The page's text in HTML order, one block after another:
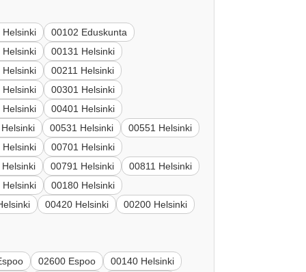
Helsinki
00102 Eduskunta
Helsinki
00131 Helsinki
Helsinki
00211 Helsinki
Helsinki
00301 Helsinki
Helsinki
00401 Helsinki
00531 Helsinki
00551 Helsinki
Helsinki
00701 Helsinki
00791 Helsinki
00811 Helsinki
Helsinki
00180 Helsinki
00420 Helsinki 00200 Helsinki
02600 Espoo
00140 Helsinki